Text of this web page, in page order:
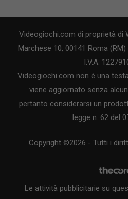
Videogiochi.com di proprietà di
Marchese 10, 00141 Roma
I.V.A.
Videogiochi.com non è una
viene aggiornato senza
pertanto considerarsi un
legge n. 62 del
Copyright ©2026 - Tutti i
Le attività pubblicitarie su